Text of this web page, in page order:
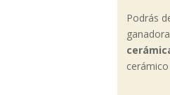
Podrás